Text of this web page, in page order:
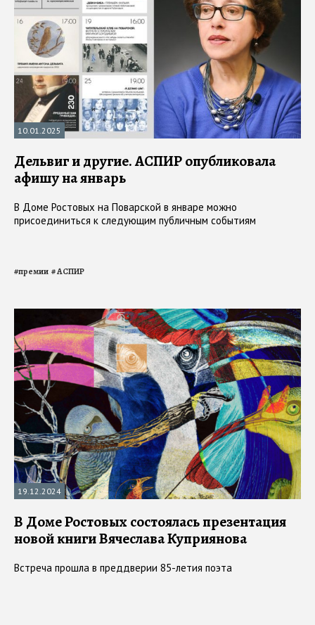
10.01.2025
Дельвиг и другие. АСПИР опубликовала
афишу на январь
В Доме Ростовых на Поварской в январе можно
присоединиться к следующим публичным событиям
#премии #АСПИР
19.12.2024
В Доме Ростовых состоялась презентация
новой книги Вячеслава Куприянова
Встреча прошла в преддверии 85-летия поэта